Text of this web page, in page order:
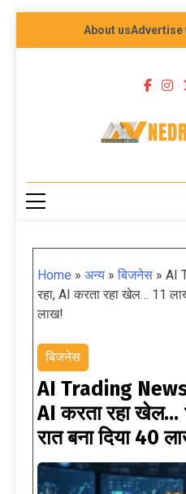
About usAdvertise
Home » अन्य »बिजनेस » AI
रहा, AI करता रहा खेल… 11
लाख!
बिजनेस
AI Trading
AI करता रहा खेल…
रात बना दिया 40